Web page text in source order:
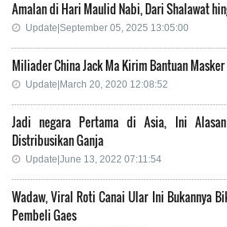
Amalan di Hari Maulid Nabi, Dari Shalawat
Update|September 05, 2025 13:05:00
Miliader China Jack Ma Kirim Bantuan
Update|March 20, 2020 12:08:52
Jadi negara Pertama di Asia, Ini
Distribusikan Ganja
Update|June 13, 2022 07:11:54
Wadaw, Viral Roti Canai Ular Ini Bukannya
Pembeli Gaes